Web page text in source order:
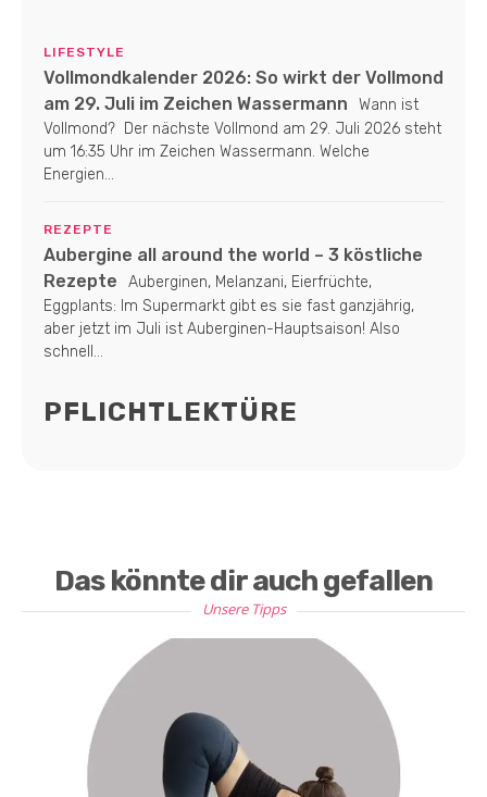
LIFESTYLE
Vollmondkalender 2026: So wirkt der Vollmond
am 29. Juli im Zeichen Wassermann
Wann ist
Vollmond? Der nächste Vollmond am 29. Juli 2026 steht
um 16:35 Uhr im Zeichen Wassermann. Welche
Energien...
REZEPTE
Aubergine all around the world – 3 köstliche
Rezepte
Auberginen, Melanzani, Eierfrüchte,
Eggplants: Im Supermarkt gibt es sie fast ganzjährig,
aber jetzt im Juli ist Auberginen-Hauptsaison! Also
schnell...
PFLICHTLEKTÜRE
Das könnte dir auch gefallen
Unsere Tipps